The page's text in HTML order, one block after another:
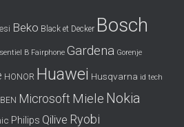
Beko Black et Decker Bosch
B Fairphone Gardena Gorenje
HONOR Huawei Husqvarna id tech
Microsoft Miele Nokia
Philips Qilive Ryobi